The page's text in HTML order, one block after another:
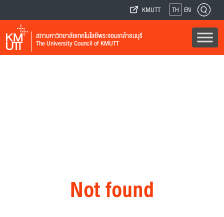
KMUTT TH EN
สภามหาวิทยาลัยเทคโนโลยีพระจอมเกล้าธนบุรี
The University Council of KMUTT
Not found